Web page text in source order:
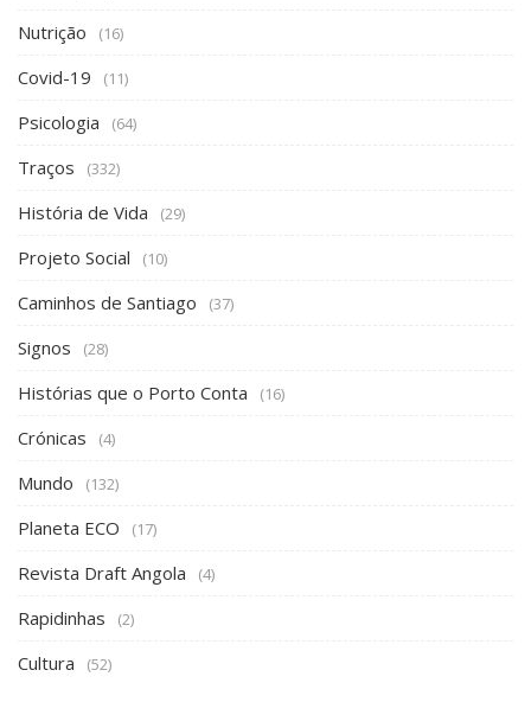
Nutrição (16)
Covid-19 (11)
Psicologia (64)
Traços (332)
História de Vida (29)
Projeto Social (10)
Caminhos de Santiago (37)
Signos (28)
Histórias que o Porto Conta (16)
Crónicas (4)
Mundo (132)
Planeta ECO (17)
Revista Draft Angola (4)
Rapidinhas (2)
Cultura (52)